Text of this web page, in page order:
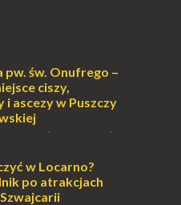
pw. św. Onufrego –
ciszy,
ascezy w Puszczy
to może wydawać
życiem. Dla
z B...
w Locarno?
po atrakcjach